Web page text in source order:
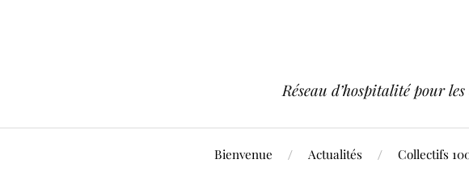
Réseau d’hospitalité pour
Bienvenue Actualités Collectifs